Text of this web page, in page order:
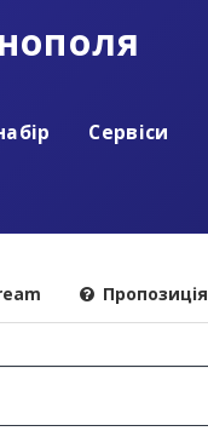
Сервіси
Пропозиція